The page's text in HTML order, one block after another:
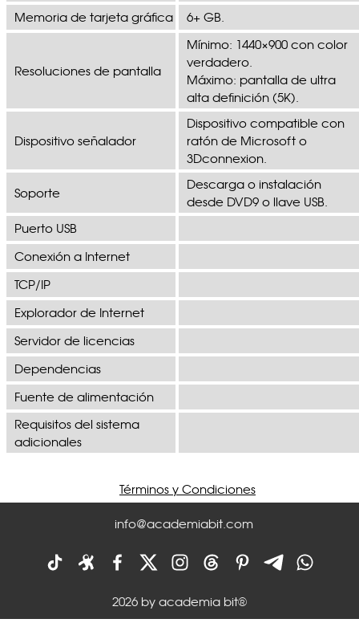
Memoria de tarjeta gráfica
6+ GB.
Resoluciones de pantalla
Mínimo: 1440×900 con color
verdadero.
Máximo: pantalla de ultra
alta definición (5K).
Dispositivo señalador
Dispositivo compatible con
ratón de Microsoft o
3Dconnexion.
Soporte
Descarga o instalación
desde DVD9 o llave USB.
Puerto USB
Conexión a Internet
TCP/IP
Explorador de Internet
Servidor de licencias
Dependencias
Fuente de alimentación
Requisitos del sistema
adicionales
Términos y Condiciones
info@academiabit.com
2026 by academia bit®